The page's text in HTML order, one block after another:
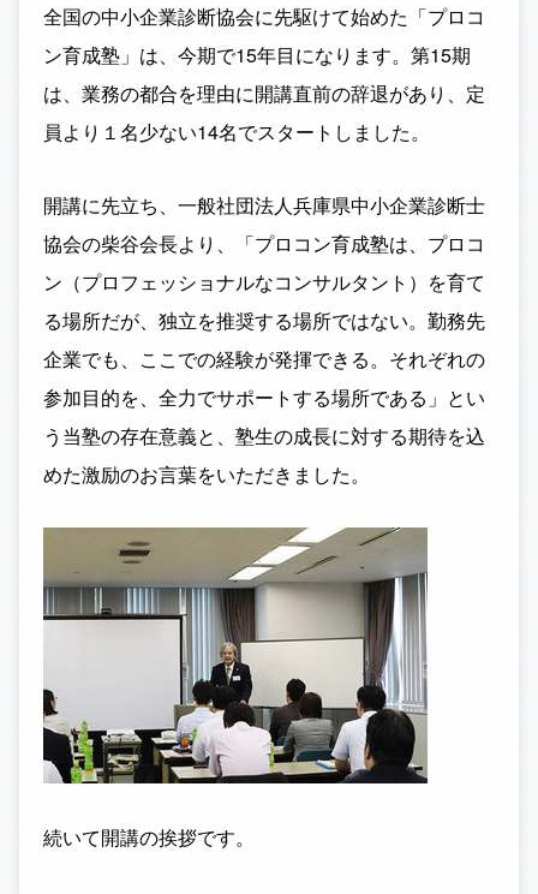
全国の中小企業診断協会に先駆けて始めた「プロコ
ン育成塾」は、今期で15年目になります。第15期
は、業務の都合を理由に開講直前の辞退があり、定
員より１名少ない14名でスタートしました。
開講に先立ち、一般社団法人兵庫県中小企業診断士
協会の柴谷会長より、「プロコン育成塾は、プロコ
ン（プロフェッショナルなコンサルタント）を育て
る場所だが、独立を推奨する場所ではない。勤務先
企業でも、ここでの経験が発揮できる。それぞれの
参加目的を、全力でサポートする場所である」とい
う当塾の存在意義と、塾生の成長に対する期待を込
めた激励のお言葉をいただきました。
続いて開講の挨拶です。